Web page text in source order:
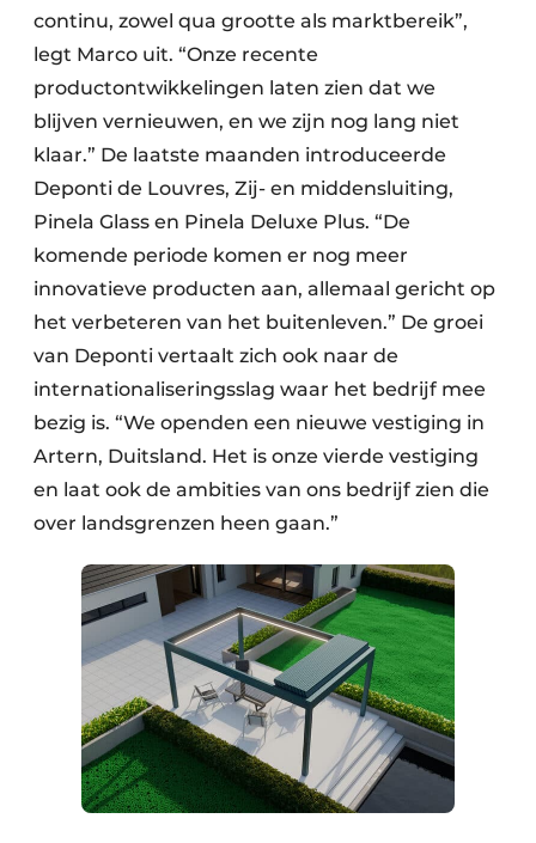
continu, zowel qua grootte als marktbereik”,
legt Marco uit. “Onze recente
productontwikkelingen laten zien dat we
blijven vernieuwen, en we zijn nog lang niet
klaar.” De laatste maanden introduceerde
Deponti de Louvres, Zij- en middensluiting,
Pinela Glass en Pinela Deluxe Plus. “De
komende periode komen er nog meer
innovatieve producten aan, allemaal gericht op
het verbeteren van het buitenleven.” De groei
van Deponti vertaalt zich ook naar de
internationaliseringsslag waar het bedrijf mee
bezig is. “We openden een nieuwe vestiging in
Artern, Duitsland. Het is onze vierde vestiging
en laat ook de ambities van ons bedrijf zien die
over landsgrenzen heen gaan.”